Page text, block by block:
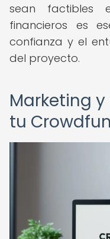
sean factibles
financieros es
confianza y el
del proyecto.
Marketing
tu